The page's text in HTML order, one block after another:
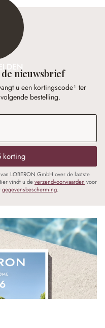
nieuwsbrief
u een kortingscode¹ ter
bestelling.
korting
LOBERON GmbH over de laatste
vindt u deverzendvoorwaarden voor
gegevensbescherming.